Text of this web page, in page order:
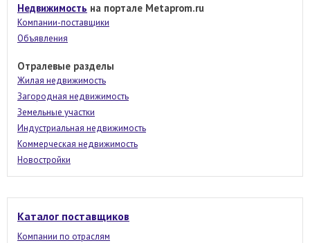
Недвижимость на портале Metaprom.ru
Компании-поставщики
Объявления
Отралевые разделы
Жилая недвижимость
Загородная недвижимость
Земельные участки
Индустриальная недвижимость
Коммерческая недвижимость
Новостройки
Каталог поставщиков
Компании по отраслям